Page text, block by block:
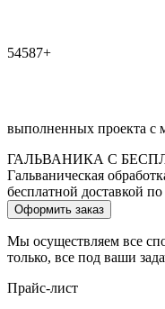
54587+
выполненных проекта с
ГАЛЬВАНИКА С
Гальваническая
бесплатной доставкой
Оформить заказ
Мы осуществляем все
только, все под ваши
Прайс-лист